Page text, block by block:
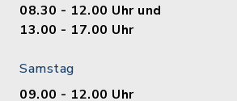
08.30 - 12.00 Uhr und
13.00 - 17.00 Uhr
Samstag
09.00 - 12.00 Uhr